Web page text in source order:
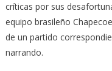
críticas por sus
equipo brasileño
de un partido
narrando.